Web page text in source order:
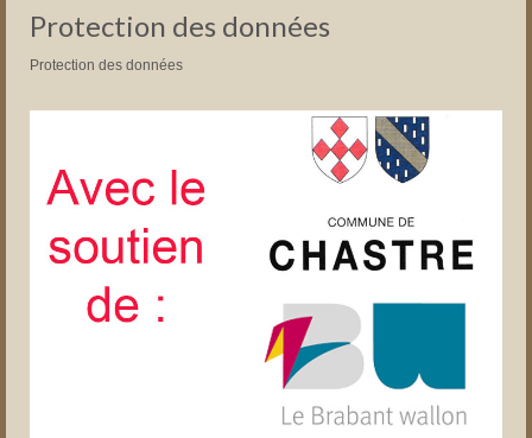
Protection des données
Protection des données